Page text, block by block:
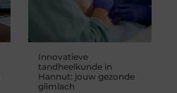
Innovatieve
tandheelkunde in
Hannut: jouw gezonde
glimlach